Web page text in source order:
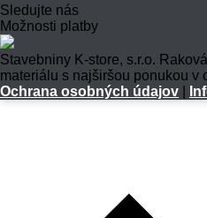
Sledujte nás
Možnosti platby
Stavebniny K-store, s.r.o.
materiálu s najširšou ponukou v
Ochrana osobných údajov